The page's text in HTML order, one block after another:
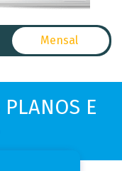
PLANOS E
Mensal